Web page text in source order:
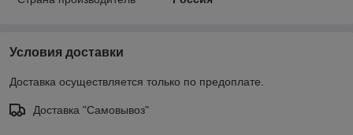
Условия доставки
Доставка осуществляется только по предоплате.
Доставка "Самовывоз"